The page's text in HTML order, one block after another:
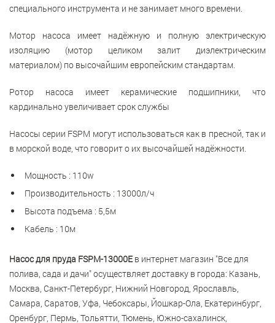
специального инструмента и не занимает много времени.
Мотор насоса имеет надёжную и полную электрическую
изоляцию (мотор целиком залит диэлектрическим
материалом) по высочайшим европейским стандартам.
Ротор насоса имеет керамические подшипники, что
кардинально увеличивает срок службы
Насосы серии FSPM могут использоваться как в пресной, так и
в морской воде, что говорит о их высочайшей надёжности.
Мощность : 110w
Производительность : 13000л/ч
Высота подъема : 5,5м
Кабель : 10м
Насос для пруда FSPM-13000Eв интернет магазин "Все для
полива, сада и дачи" осуществляет доставку в города: Казань,
Москва, Санкт-Петербург, Нижний Новгород, Ярославль,
Самара, Саратов, Уфа, Чебоксары, Йошкар-Ола, Екатеринбург,
Оренбург, Пермь, Тольятти, Тюмень, Южно-сахалинск,